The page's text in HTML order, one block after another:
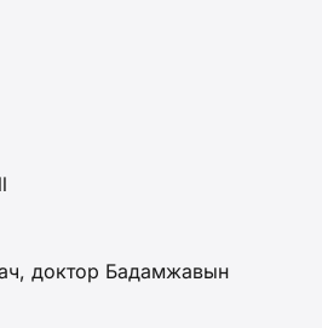
доктор Бадамжавын